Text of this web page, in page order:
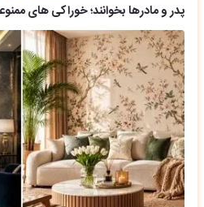
پدر و مادرها بخوانند؛ خوراکی های